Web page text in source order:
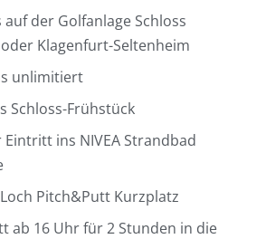
auf der Golfanlage Schloss
Klagenfurt-Seltenheim
unlimitiert
Schloss-Frühstück
ins NIVEA Strandbad
Pitch&Putt Kurzplatz
ab 16 Uhr für 2 Stunden in die